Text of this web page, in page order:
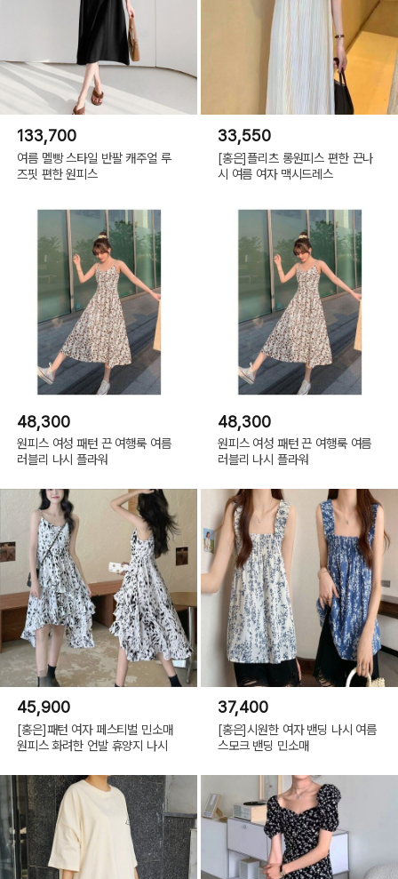
133,700
여름 멜빵 스타일 반팔 캐주얼 루
즈핏 편한 원피스
33,550
[홍은]플리츠 롱원피스 편한 끈나
시 여름 여자 맥시드레스
48,300
원피스 여성 패턴 끈 여행룩 여름
러블리 나시 플라워
48,300
원피스 여성 패턴 끈 여행룩 여름
러블리 나시 플라워
45,900
[홍은]패턴 여자 페스티벌 민소매
원피스 화려한 언발 휴양지 나시
37,400
[홍은]시원한 여자 밴딩 나시 여름
스모크 밴딩 민소매